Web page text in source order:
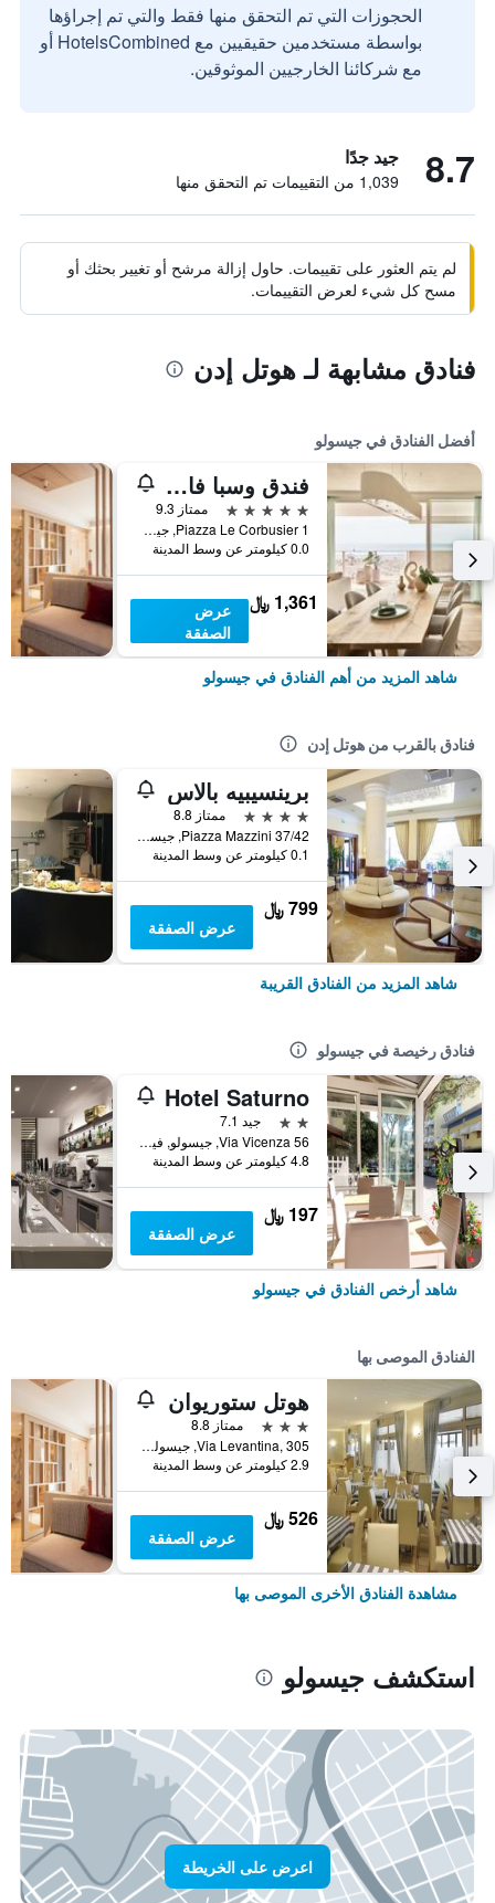
الحجوزات التي تم التحقق منها فقط والتي تم إجراؤها
بواسطة مستخدمين حقيقيين مع HotelsCombined أو
مع شركائنا الخارجيين الموثوقين.
8.7 جيد جدًا
1,039 من التقييمات تم التحقق منها
لم يتم العثور على تقييمات. حاول إزالة مرشح أو تغيير بحثك أو
مسح كل شيء لعرض التقييمات.
فنادق مشابهة لـ هوتل إدن
أفضل الفنادق في جيسولو
فندق وسبا فالكينستاينير جيسولو
5 نجوم
ممتاز 9.3
Piazza Le Corbusier 1, جيسولو, فينيتو, إيطاليا
0.0 كيلومتر عن وسط المدينة
1,361 ﷼
عرض
الصفقة
شاهد المزيد من أهم الفنادق في جيسولو
فنادق بالقرب من هوتل إدن
برينسيبيه بالاس
4 نجوم
ممتاز 8.8
Piazza Mazzini 37/42, جيسولو, فينيتو, إيطاليا
0.1 كيلومتر عن وسط المدينة
799 ﷼
عرض الصفقة
شاهد المزيد من الفنادق القريبة
فنادق رخيصة في جيسولو
Hotel Saturno
2 نجمتين
جيد 7.1
Via Vicenza 56, جيسولو, فينيتو, إيطاليا
4.8 كيلومتر عن وسط المدينة
197 ﷼
عرض الصفقة
شاهد أرخص الفنادق في جيسولو
الفنادق الموصى بها
هوتل ستوريوان
3 نجوم
ممتاز 8.8
Via Levantina, 305, جيسولو, فينيتو, إيطاليا
2.9 كيلومتر عن وسط المدينة
526 ﷼
عرض الصفقة
مشاهدة الفنادق الأخرى الموصى بها
استكشف جيسولو
اعرض على الخريطة